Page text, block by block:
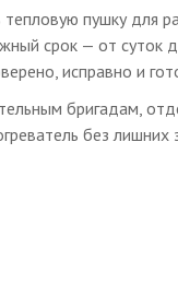
пушку для
срок — от суток
исправно и
бригадам,
без лишних